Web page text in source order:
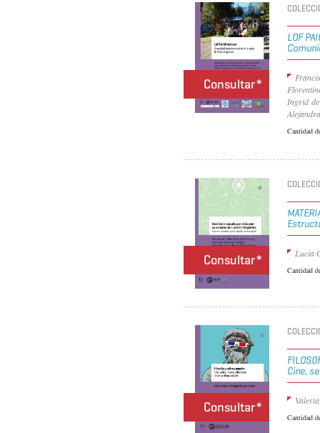
Consultar*
LOF
Ingrid
Cantidad
Consultar* Lucía
Cantidad
Consultar*
Cine,
Cantidad